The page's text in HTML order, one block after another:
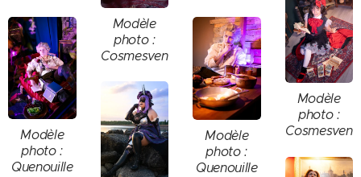
Modèle
photo :
Cosmesven
Modèle
photo :
Cosmesven
Modèle
photo :
Quenouille
Modèle
photo :
Quenouille